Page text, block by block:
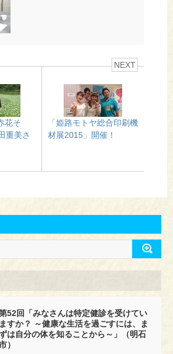
花そ
重美さ
NEXT
「姫路モトヤ総合印刷機
材展2015」開催！
52回「みなさんは特定健診を受けてい
ますか？ ～健康な生活を過ごすには、ま
は自分の体を知ることから～」（明石
）